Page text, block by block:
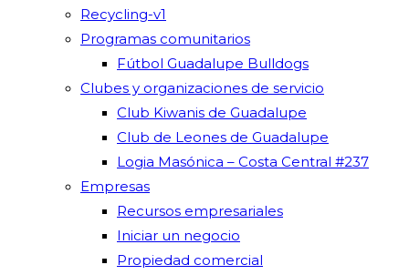
Recycling-v1
Programas comunitarios
Fútbol Guadalupe Bulldogs
Clubes y organizaciones de servicio
Club Kiwanis de Guadalupe
Club de Leones de Guadalupe
Logia Masónica – Costa Central #237
Empresas
Recursos empresariales
Iniciar un negocio
Propiedad comercial